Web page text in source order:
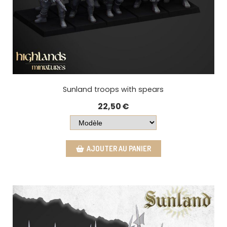
Sunland troops with spears
22,50€
AJOUTER AU PANIER